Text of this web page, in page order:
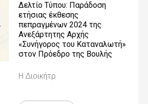
Δελτίο Τύπου: Παράδοση
ετήσιας έκθεσης
πεπραγμένων 2024 της
Ανεξάρτητης Αρχής
«Συνήγορος του Καταναλωτή»
στον Πρόεδρο της Βουλής
Η Διοικήτρ